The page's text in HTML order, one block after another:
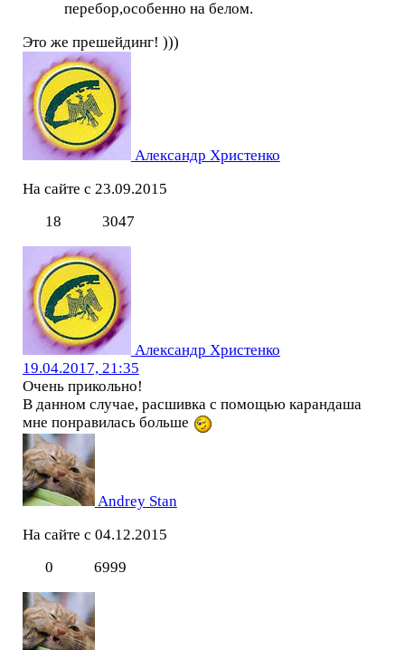
перебор,особенно на белом.
Это же прешейдинг! )))
Александр Христенко
На сайте с 23.09.2015
18
3047
Александр Христенко
19.04.2017, 21:35
Очень прикольно!
В данном случае, расшивка с помощью карандаша
мне понравилась больше
Andrey Stan
На сайте с 04.12.2015
0
6999